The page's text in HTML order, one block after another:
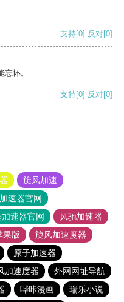
支持[0] 反对[0]
怀。
支持[0] 反对[0]
旋风加速
速器官网
速器官网
风驰加速器
果版
旋风加速度器
原子加速器
加速度器
外网网址导航
哔咔漫画
瑞乐小说